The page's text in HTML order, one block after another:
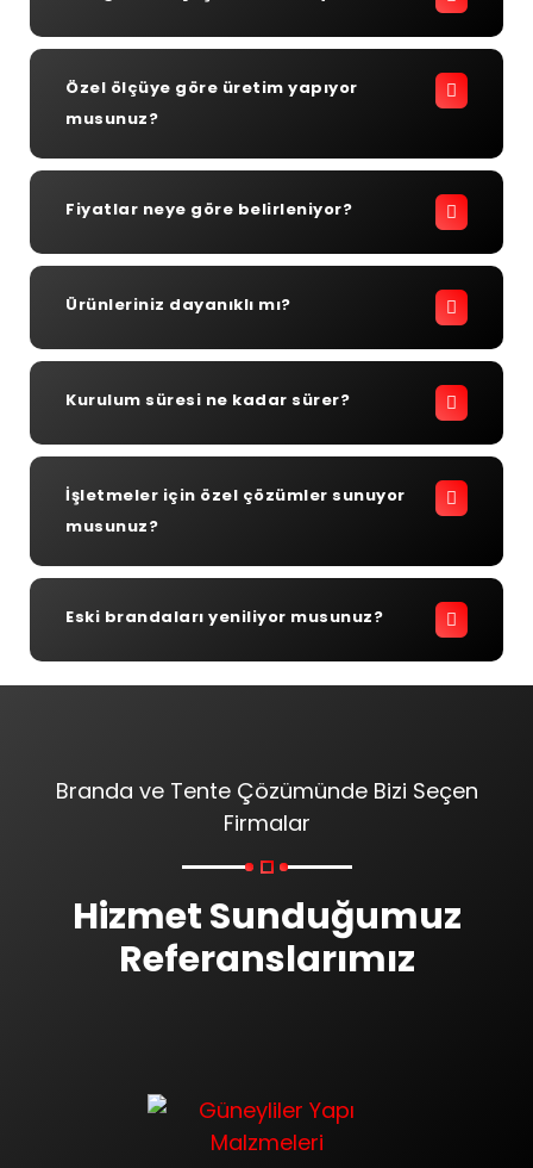
Özel ölçüye göre üretim yapıyor
musunuz?
Fiyatlar neye göre belirleniyor?
Ürünleriniz dayanıklı mı?
Kurulum süresi ne kadar sürer?
İşletmeler için özel çözümler sunuyor
musunuz?
Eski brandaları yeniliyor musunuz?
Branda ve Tente Çözümünde Bizi Seçen
Firmalar
Hizmet Sunduğumuz
Referanslarımız